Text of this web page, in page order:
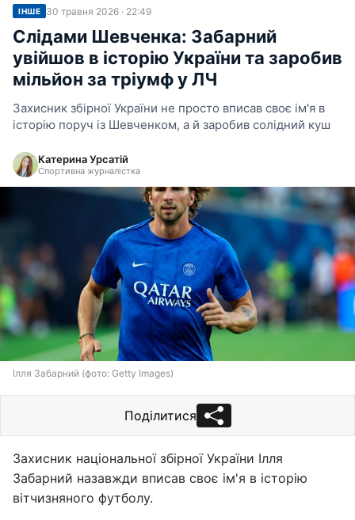
ІНШЕ 30 травня 2026 · 22:49
Слідами Шевченка: Забарний
увійшов в історію України та заробив
мільйон за тріумф у ЛЧ
Захисник збірної України не просто вписав своє ім'я в
історію поруч із Шевченком, а й заробив солідний куш
Катерина Урсатій
Спортивна журналістка
Ілля Забарний (фото: Getty Images)
Поділитися
Захисник національної збірної України Ілля
Забарний назавжди вписав своє ім'я в історію
вітчизняного футболу.